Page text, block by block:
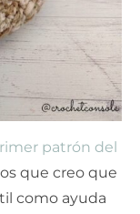
patrón del
que creo que
como ayuda